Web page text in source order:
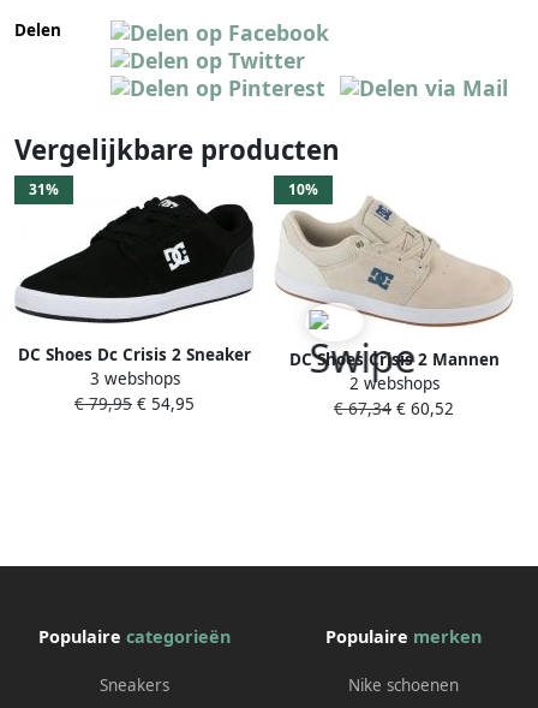
Delen
Vergelijkbare producten
31%
DC Shoes Dc Crisis 2 Sneaker
Black white
3 webshops
€ 79,95 € 54,95
10%
DC Shoes Crisis 2 Mannen
Beige Sneakers
2 webshops
€ 67,34 € 60,52
Populaire categorieën
Sneakers
Populaire merken
Nike schoenen